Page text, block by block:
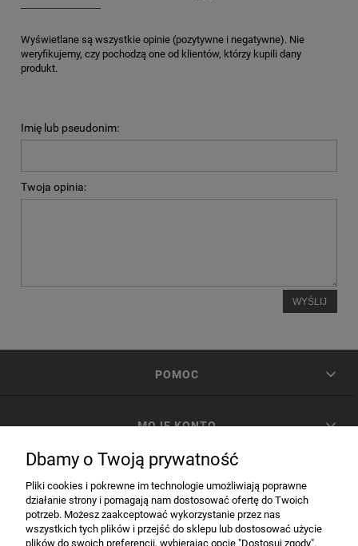
Wyświetlane są wszystkie opinie (pozytywne i negatywne). Nie
weryfikujemy, czy pochodzą one od klientów, którzy kupili dany
produkt.
Imię lub pseudonim:
Twoja opinia:
WYŚLIJ
POMOC
MOJE KONTO
INFORMACJE
Dbamy o Twoją prywatność
Pliki cookies i pokrewne im technologie umożliwiają poprawne
działanie strony i pomagają nam dostosować ofertę do Twoich
potrzeb. Możesz zaakceptować wykorzystanie przez nas
wszystkich tych plików i przejść do sklepu lub dostosować użycie
plików do swoich preferencji, wybierając opcję "Dostosuj zgody".